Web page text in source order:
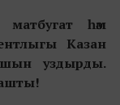
һәм
Казан
уздырды.